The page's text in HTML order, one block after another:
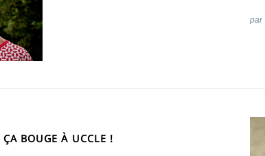
par
ÇA BOUGE À UCCLE !